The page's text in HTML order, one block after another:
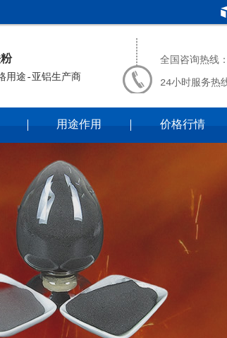
用途-亚铝生产商
全国咨询热线：
24小时服务热
用途作用 价格行情